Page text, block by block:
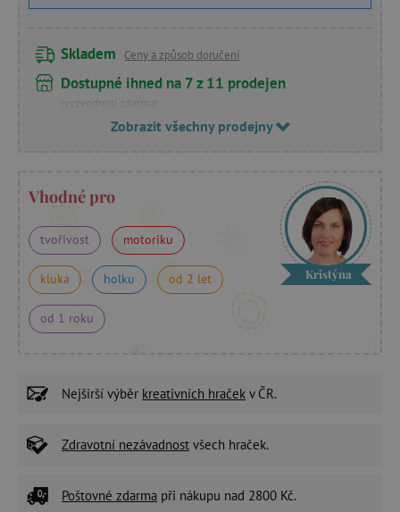
Skladem Ceny a způsob doručení
Dostupné ihned na 7 z 11 prodejen
(vyzvednutí zdarma)
Zobrazit všechny prodejny
Vhodné pro
tvořivost motoriku
kluka holku od 2 let
od 1 roku
Kristýna
Nejširší výběr kreativních hraček v ČR.
Zdravotní nezávadnost všech hraček.
Poštovné zdarma při nákupu nad 2800 Kč.